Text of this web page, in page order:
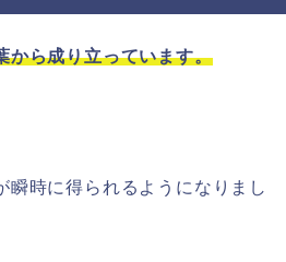
から成り立っています。
時に得られるようになりまし